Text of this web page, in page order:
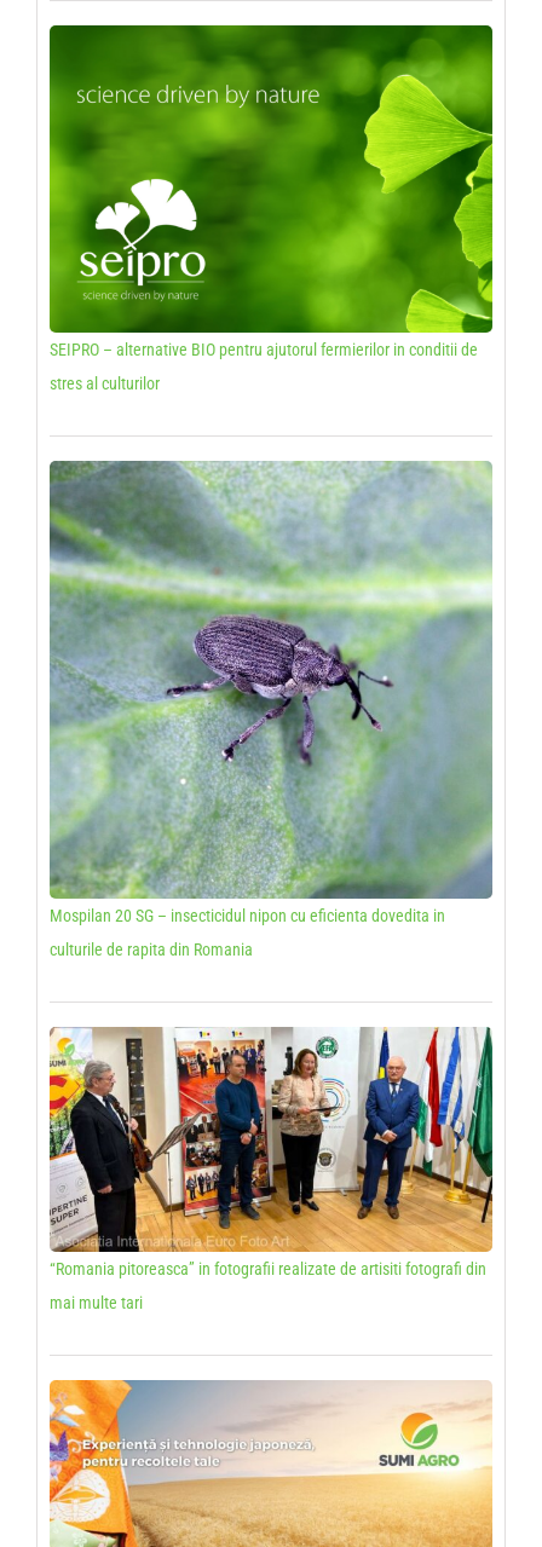
SEIPRO – alternative BIO pentru ajutorul fermierilor in conditii de
stres al culturilor
Mospilan 20 SG – insecticidul nipon cu eficienta dovedita in
culturile de rapita din Romania
“Romania pitoreasca” in fotografii realizate de artisiti fotografi din
mai multe tari